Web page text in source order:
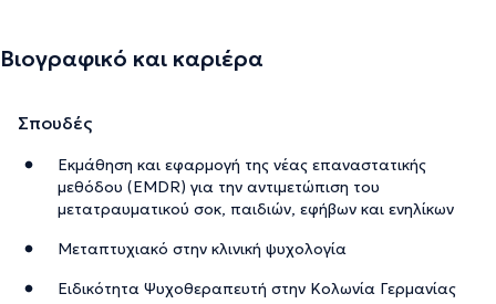
Βιογραφικό και καριέρα
Σπουδές
Εκμάθηση και εφαρμογή της νέας επαναστατικής
μεθόδου (EMDR) για την αντιμετώπιση του
μετατραυματικού σοκ, παιδιών, εφήβων και ενηλίκων
Μεταπτυχιακό στην κλινική ψυχολογία
Ειδικότητα Ψυχοθεραπευτή στην Κολωνία Γερμανίας